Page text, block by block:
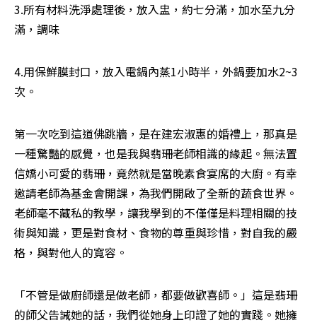
3.所有材料洗淨處理後，放入盅，約七分滿，加水至九分
滿，調味
4.用保鮮膜封口，放入電鍋內蒸1小時半，外鍋要加水2~3
次。
第一次吃到這道佛跳牆，是在建宏淑惠的婚禮上，那真是
一種驚豔的感覺，也是我與翡珊老師相識的緣起。無法置
信嬌小可愛的翡珊，竟然就是當晚素食宴席的大廚。有幸
邀請老師為基金會開課，為我們開啟了全新的蔬食世界。
老師毫不藏私的教學，讓我學到的不僅僅是料理相關的技
術與知識，更是對食材、食物的尊重與珍惜，對自我的嚴
格，與對他人的寬容。
「不管是做廚師還是做老師，都要做歡喜師。」這是翡珊
的師父告誡她的話，我們從她身上印證了她的實踐。她擁